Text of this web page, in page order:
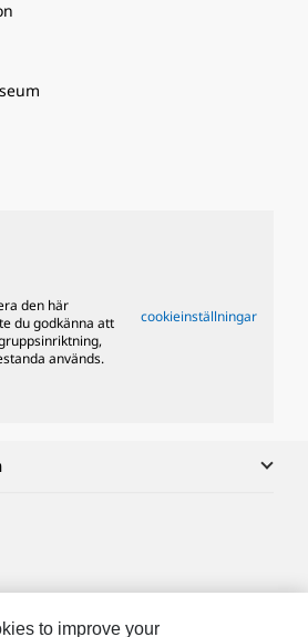
den här
du godkänna att
används.
cookieinställningar
to improve your